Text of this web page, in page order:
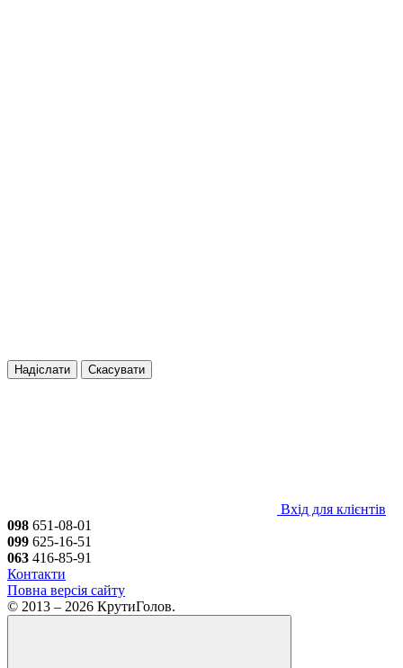
Надіслати Скасувати
Вхід для клієнтів
098 651-08-01
099 625-16-51
063 416-85-91
Контакти
Повна версія сайту
© 2013 – 2026 КрутиГолов.